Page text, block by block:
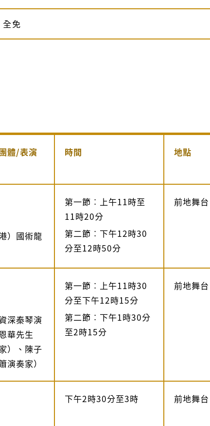
全免
體/表演
時間 地點
）國術龍
第一節︰上午11時至
11時20分
第二節︰下午12時30
分至12時50分
前地舞台
深秦琴演
華先生
）、陳子
演奏家）
第一節︰上午11時30
分至下午12時15分
第二節︰下午1時30分
至2時15分
前地舞台
下午2時30分至3時 前地舞台